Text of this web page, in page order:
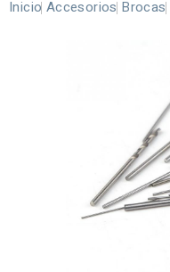
Inicio Accesorios Brocas